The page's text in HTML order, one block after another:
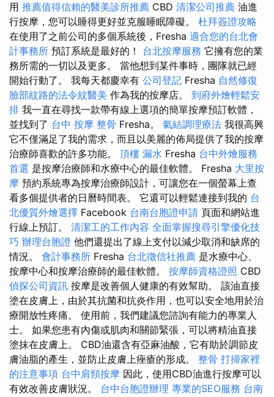
用 推薦值得信賴的醫美診所推薦 CBD 清潔公司推薦 油進
行按摩，您可以睡得更好並克服睡眠障礙。 杜拜簽證攻略
在使用了之前公司的多個系統後，Fresha 適合您的台北會
計事務所 預訂系統是最好的！ 台北按摩服務 它擁有您的業
務所需的一切以及更多。 當他想到某件事時，團隊就已經
開始行動了。 我每天都慶幸有 公司登記 Fresha 自然修復
臉部紋路的法令紋醫美 作為我的按摩店。 到府外燴輕鬆安
排 我一直在尋找一款帶有線上選項的簡單按摩預訂軟體，
並找到了 台中 按摩 整骨 Fresha。 氣結調理療法 我很高興
它不僅滿足了我的需求，而且以美麗的佈局提供了我的按摩
治療師喜歡的許多功能。 頂樓 漏水 Fresha 台中外燴服務
首選 是按摩治療師和水療中心的最佳軟體。 Fresha 大里按
摩 預約系統專為按摩治療師設計，可讓您在一個螢幕上查
看多個提供者的日曆時間表。 它還可以輕鬆連接到我的 台
北優質外燴選擇 Facebook 台南台胞證申請 頁面和網站進
行線上預訂。 清潔工的工作內容 全面掌握搜尋引擎優化技
巧 辦理台胞證 他們還提出了線上支付以減少取消和缺席的
情況。 會計事務所 Fresha 台北徵信社推薦 是水療中心、
按摩中心和按摩治療師的最佳軟體。 按摩師資格證照 CBD
偵探公司資訊 按摩是改善個人健康的有效幫助。 該油直接
塗在皮膚上，由於其抗菌和抗炎作用，也可以安全地用於治
療開放性疼痛。 使用前，我們建議您諮詢有能力的專業人
士。 如果您患有內傷或肌肉和關節緊張，可以將精油直接
塗抹在皮膚上。 CBD油還含有亞麻油酸，它有助於調節皮
膚油脂的產生，並防止皮膚上痤瘡的形成。 整骨 打掃家裡
的注意事項 台中肩頸按摩 因此，使用CBD油進行按摩可以
有效改善皮膚狀況。 台中台胞證辦理 專業的SEO服務 台南